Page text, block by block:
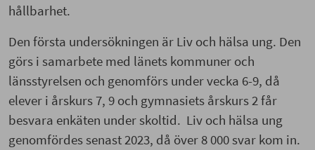
hållbarhet.
Den första undersökningen är Liv och hälsa ung. Den
görs i samarbete med länets kommuner och
länsstyrelsen och genomförs under vecka 6-9, då
elever i årskurs 7, 9 och gymnasiets årskurs 2 får
besvara enkäten under skoltid. Liv och hälsa ung
genomfördes senast 2023, då över 8 000 svar kom in.